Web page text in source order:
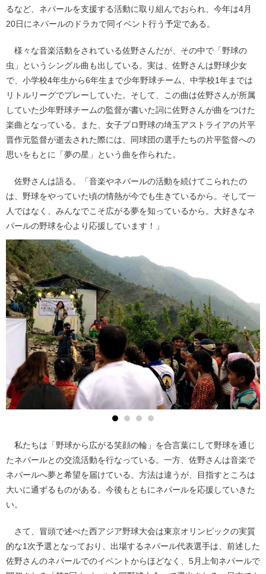
るなど、ネパールを支援する活動に取り組んでおられ、今年は4月
20日にネパールのドラカで同イベント行う予定である。
様々な音楽活動をされている佐野さんだが、その中で「野球の
虫」というシングル曲も出している。実は、佐野さんは野球少女
で、小学校4年生から6年生まで少年野球チーム、中学校1年までは
リトルリーグでプレーしていた。そして、この曲は佐野さんが所属
していた少年野球チームの監督が書いた詞に佐野さんが曲をつけた
楽曲となっている。また、女子プロ野球の埼玉アストライアの片平
晋作元監督が逝去された際には、同球団の選手たちの片平監督への
思いをもとに「夢の星」という曲を作られた。
佐野さんは語る。「音楽やネパールの活動を続けてこられたの
は、野球をやっていた頃の情熱が今でも生きているから。そして一
人ではなく、みんなでこそ広がる夢を知っているから。大好きなネ
パールの野球を心より応援しています！」
私たちは「野球から広がる笑顔の輪」を合言葉にして野球を通じ
たネパールとの交流活動を行なっている。一方、佐野さんは音楽で
ネパールへ夢と希望を届けている。方法は違うが、目指すところは
大いに通ずるものがある。今後もともにネパールを応援していきた
い。
さて、冒頭で述べた西アジア野球大会は東京オリンピックの実質
的な1次予選となっており、出場するネパール代表選手は、前述した
佐野さんのネパールでのイベントからほどなく、5月上旬ネパールで